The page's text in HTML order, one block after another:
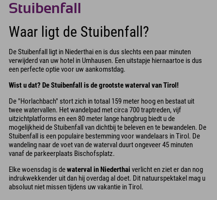
Stuibenfall
Waar ligt de Stuibenfall?
De Stuibenfall ligt in Niederthai en is dus slechts een paar minuten
verwijderd van uw hotel in Umhausen. Een uitstapje hiernaartoe is dus
een perfecte optie voor uw aankomstdag.
Wist u dat? De Stuibenfall is de grootste waterval van Tirol!
De "Horlachbach" stort zich in totaal 159 meter hoog en bestaat uit
twee watervallen. Het wandelpad met circa 700 traptreden, vijf
uitzichtplatforms en een 80 meter lange hangbrug biedt u de
mogelijkheid de Stuibenfall van dichtbij te beleven en te bewandelen. De
Stuibenfall is een populaire bestemming voor wandelaars in Tirol. De
wandeling naar de voet van de waterval duurt ongeveer 45 minuten
vanaf de parkeerplaats Bischofsplatz.
Elke woensdag is dewaterval in Niederthai verlicht en ziet er dan nog
indrukwekkender uit dan hij overdag al doet. Dit natuurspektakel mag u
absoluut niet missen tijdens uw vakantie in Tirol.